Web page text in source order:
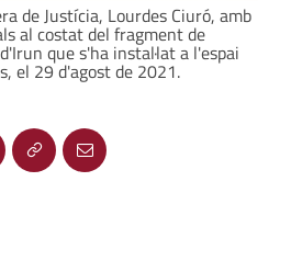
de Justícia, Lourdes Ciuró, amb
al costat del fragment de
que s'ha instal·lat a l'espai
el 29 d'agost de 2021.